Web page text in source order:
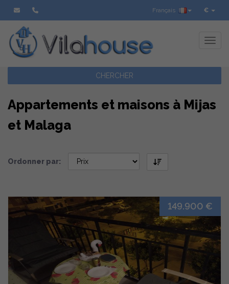
€
Français
CHERCHER
Appartements et maisons à Mijas
et Malaga
Ordonner par:
149.900 €